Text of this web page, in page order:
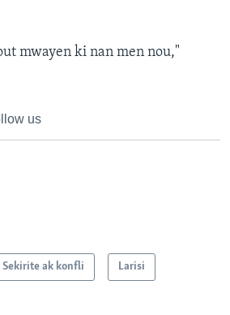
mwayen ki nan men nou,"
us
Sekirite ak konfli Larisi